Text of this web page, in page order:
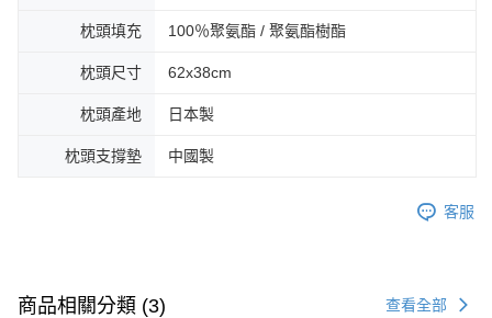
枕頭填充 100％聚氨酯 / 聚氨酯樹酯
枕頭尺寸 62x38cm
枕頭產地 日本製
枕頭支撐墊 中國製
客服
商品相關分類 (3) 查看全部